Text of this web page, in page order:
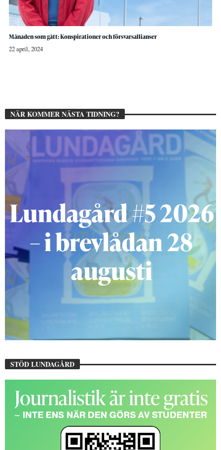
Månaden som gått: Konspirationer och försvarsallianser
22 april, 2024
NÄR KOMMER NÄSTA TIDNING?
STÖD LUNDAGÅRD